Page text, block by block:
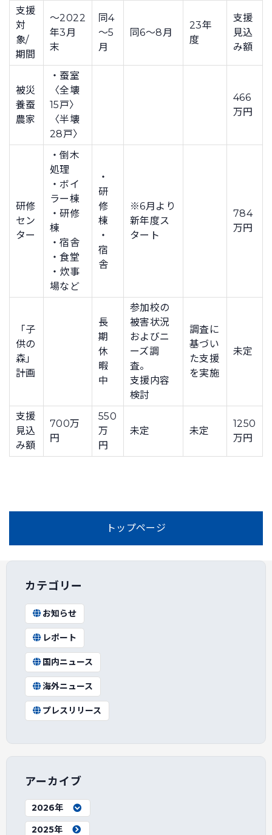
支援
対
象/
期間
～2022
年3月
末
同4
～5
月
同6～8月
23年
度
支援
見込
み額
被災
養蚕
農家
・蚕室
〈全壊
15戸〉
〈半壊
28戸〉
466
万円
研修
セン
ター
・倒木
処理
・ボイ
ラー棟
・研修
棟
・宿舎
・食堂
・炊事
場など
・
研
修
棟
・
宿
舎
※6月より
新年度ス
タート
784
万円
「子
供の
森」
計画
長
期
休
暇
中
参加校の
被害状況
およびニ
ーズ調
査。
支援内容
検討
調査に
基づい
た支援
を実施
未定
支援
見込
み額
700万
円
550
万
円
未定 未定
1250
万円
トップページ
カテゴリー
お知らせ
レポート
国内ニュース
海外ニュース
プレスリリース
アーカイブ
2026年
2025年